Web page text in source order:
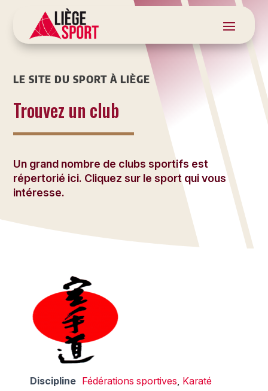
LE SITE DU SPORT À LIÈGE
Trouvez un club
Un grand nombre de clubs sportifs est
répertorié ici. Cliquez sur le sport qui vous
intéresse.
Discipline Fédérations sportives Karaté